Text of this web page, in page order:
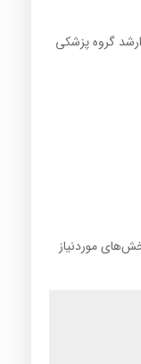
گروه پزشکی
موردنیاز